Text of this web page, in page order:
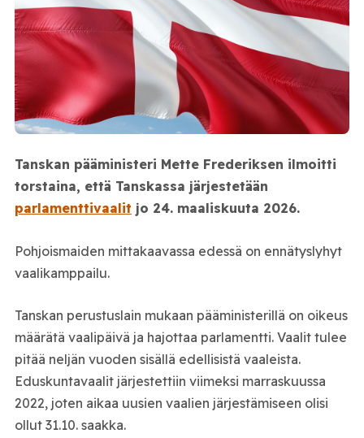
Tanskan pääministeri Mette Frederiksen ilmoitti
torstaina, että Tanskassa järjestetään
parlamenttivaalit jo 24. maaliskuuta 2026.
Pohjoismaiden mittakaavassa edessä on ennätyslyhyt
vaalikamppailu.
Tanskan perustuslain mukaan pääministerillä on oikeus
määrätä vaalipäivä ja hajottaa parlamentti. Vaalit tulee
pitää neljän vuoden sisällä edellisistä vaaleista.
Eduskuntavaalit järjestettiin viimeksi marraskuussa
2022, joten aikaa uusien vaalien järjestämiseen olisi
ollut 31.10. saakka.